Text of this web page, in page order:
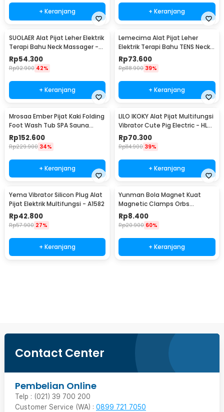
+ Keranjang + Keranjang
SUOLAER Alat Pijat Leher Elektrik
Terapi Bahu Neck Massager -
KS-996-1D
Rp54.300
Rp92.900 42%
+ Keranjang
Lemecima Alat Pijat Leher
Elektrik Terapi Bahu TENS Neck
Massager - JT-808
Rp73.600
Rp118.900 39%
+ Keranjang
Mrosaa Ember Pijat Kaki Folding
Foot Wash Tub SPA Sauna
Massage Bucket - 7981
Rp152.600
Rp229.900 34%
+ Keranjang
LILO IKOKY Alat Pijat Multifungsi
Vibrator Cute Pig Electric - HL-
1907
Rp70.300
Rp114.900 39%
+ Keranjang
Yema Vibrator Silicon Plug Alat
Pijat Elektrik Multifungsi - A1582
Rp42.800
Rp57.900 27%
+ Keranjang
Yunman Bola Magnet Kuat
Magnetic Clamps Orbs
Multifungsi 1cm 2 PCS - BD05
Rp8.400
Rp20.900 60%
+ Keranjang
Contact Center
Pembelian Online
Telp : (021) 39 700 200
Customer Service (WA) : 0899 721 7050